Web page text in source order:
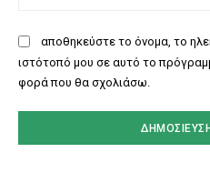
αποθηκεύστε το όνομα, το
ιστότοπό μου σε αυτό το
φορά που θα σχολιάσω.